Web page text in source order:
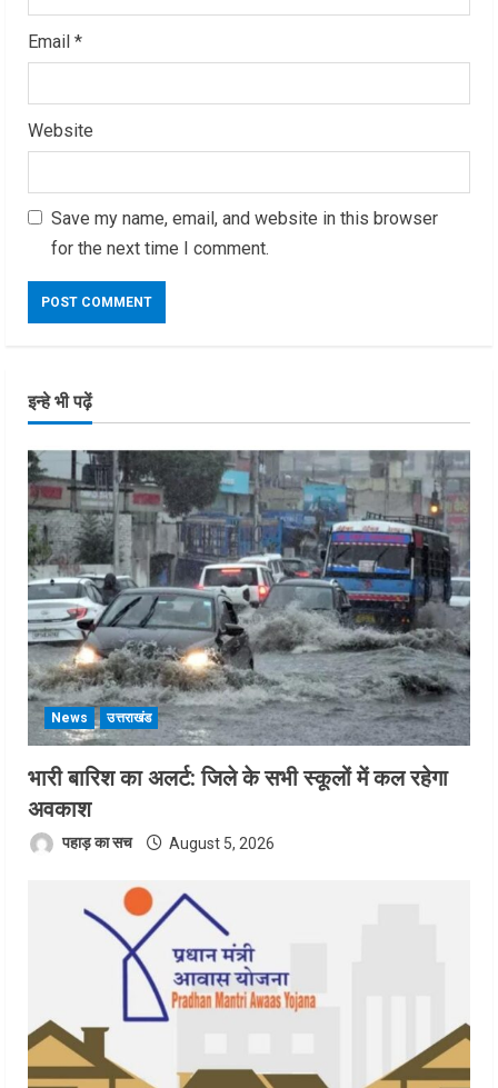
Email *
Website
Save my name, email, and website in this browser
for the next time I comment.
इन्हे भी पढ़ें
News उत्तराखंड
भारी बारिश का अलर्ट: जिले के सभी स्कूलों में कल रहेगा
अवकाश
पहाड़ का सच August 5, 2026